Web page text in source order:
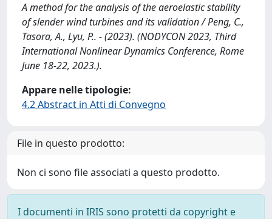
A method for the analysis of the aeroelastic stability
of slender wind turbines and its validation / Peng, C.,
Tasora, A., Lyu, P.. - (2023). (NODYCON 2023, Third
International Nonlinear Dynamics Conference, Rome
June 18-22, 2023.).
Appare nelle tipologie:
4.2 Abstract in Atti di Convegno
File in questo prodotto:
Non ci sono file associati a questo prodotto.
I documenti in IRIS sono protetti da copyright e